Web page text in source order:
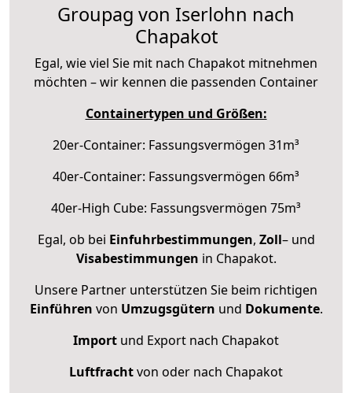
Groupag von Iserlohn nach
Chapakot
Egal, wie viel Sie mit nach Chapakot mitnehmen
möchten – wir kennen die passenden Container
Containertypen und Größen:
20er-Container: Fassungsvermögen 31m³
40er-Container: Fassungsvermögen 66m³
40er-High Cube: Fassungsvermögen 75m³
Egal, ob bei Einfuhrbestimmungen, Zoll– und
Visabestimmungen in Chapakot.
Unsere Partner unterstützen Sie beim richtigen
Einführen von Umzugsgütern und Dokumente.
Import und Export nach Chapakot
Luftfrachtvon oder nach Chapakot